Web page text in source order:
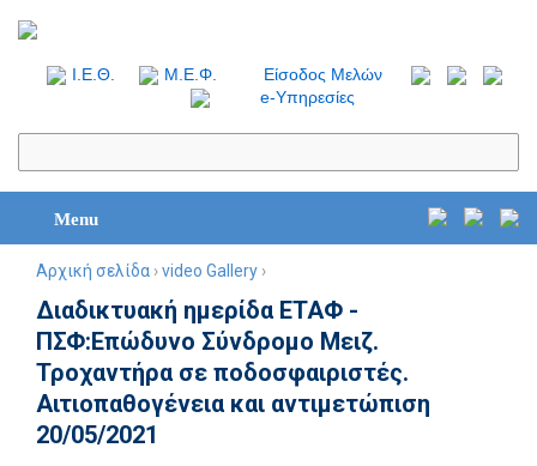
I.Ε.Θ. Μ.Ε.Φ.
Είσοδος Μελών
e-Υπηρεσίες
Menu
Αρχική σελίδα ›video Gallery ›
Διαδικτυακή ημερίδα ΕΤΑΦ -
ΠΣΦ:Επώδυνο Σύνδρομο Μειζ.
Τροχαντήρα σε ποδοσφαιριστές.
Αιτιοπαθογένεια και αντιμετώπιση
20/05/2021